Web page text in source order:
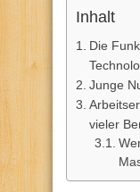
Inhalt
Die
Junge
vieler